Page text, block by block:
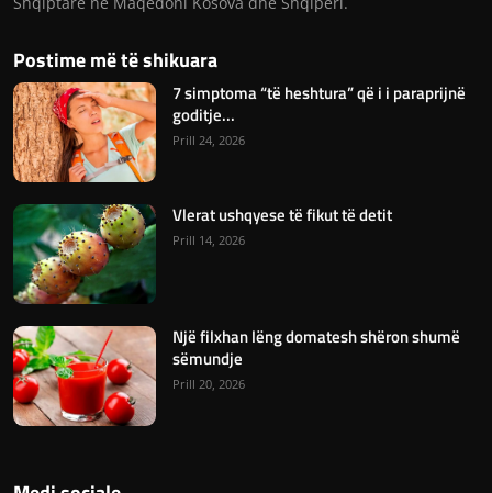
Postime më të shikuara
7 simptoma “të heshtura” që i i paraprijnë
goditje...
Prill 24, 2026
Vlerat ushqyese të fikut të detit
Prill 14, 2026
Një filxhan lëng domatesh shëron shumë
sëmundje
Prill 20, 2026